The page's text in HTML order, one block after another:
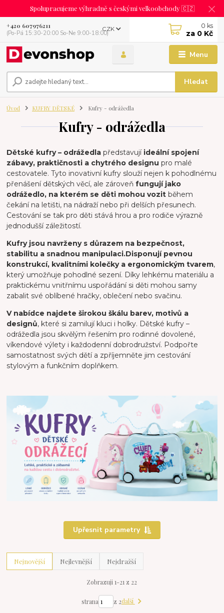
Spolupracujeme výhradně s českými velkoobchody 🇨🇿
Menu
CZK
Hledat
+420 607976211
(Po-Pá 15:30-20:00 So-Ne 9:00-18:00)
0 ks
za 0 Kč
Úvod KUFRY DĚTSKÉ Kufry - odrážedla
Kufry - odrážedla
Dětské kufry – odrážedla představují ideální spojení
zábavy, praktičnosti a chytrého designu pro malé
cestovatele. Tyto inovativní kufry slouží nejen k pohodlnému
přenášení dětských věcí, ale zároveňfungují jako
odrážedlo, na kterém se děti mohou vozitběhem
čekání na letišti, na nádraží nebo při delších přesunech.
Cestování se tak pro děti stává hrou a pro rodiče výrazně
jednodušší záležitostí.
Kufry jsou navrženy s důrazem na bezpečnost,
stabilitu a snadnou manipulaci.Disponují pevnou
konstrukcí, kvalitními kolečky a ergonomickým tvarem,
který umožňuje pohodlné sezení. Díky lehkému materiálu a
praktickému vnitřnímu uspořádání si děti mohou samy
zabalit své oblíbené hračky, oblečení nebo svačinu.
V nabídce najdete širokou škálu barev, motivů a
designů, které si zamilují kluci i holky. Dětské kufry –
odrážedla jsou skvělým řešením pro rodinné dovolené,
víkendové výlety i každodenní dobrodružství. Podpořte
samostatnost svých dětí a zpříjemněte jim cestování
stylovým a funkčním doplňkem.
Upřesnit parametry
Nejnovější Nejlevnější Nejdražší
Zobrazuji 1-21 z 22
strana z 2další